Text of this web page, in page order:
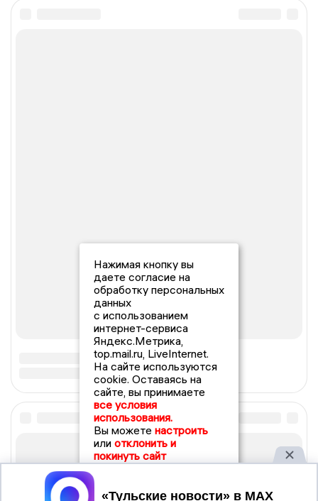
Нажимая кнопку вы
даете согласие на
обработку персональных
данных
с использованием
интернет-сервиса
Яндекс.Метрика,
top.mail.ru, LiveInternet.
На сайте используются
cookie. Оставаясь на
сайте, вы принимаете
все условия
использования.
Вы можете настроить
или отклонить и
покинуть сайт
Принять